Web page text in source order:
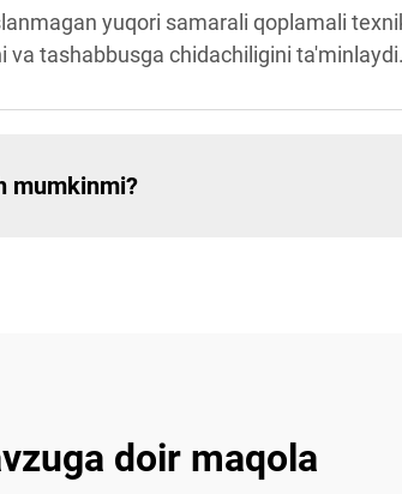
yuqori samarali qoplamali
tashabbusga chidachiligini ta'minlaydi.
mumkinmi?
doir maqola